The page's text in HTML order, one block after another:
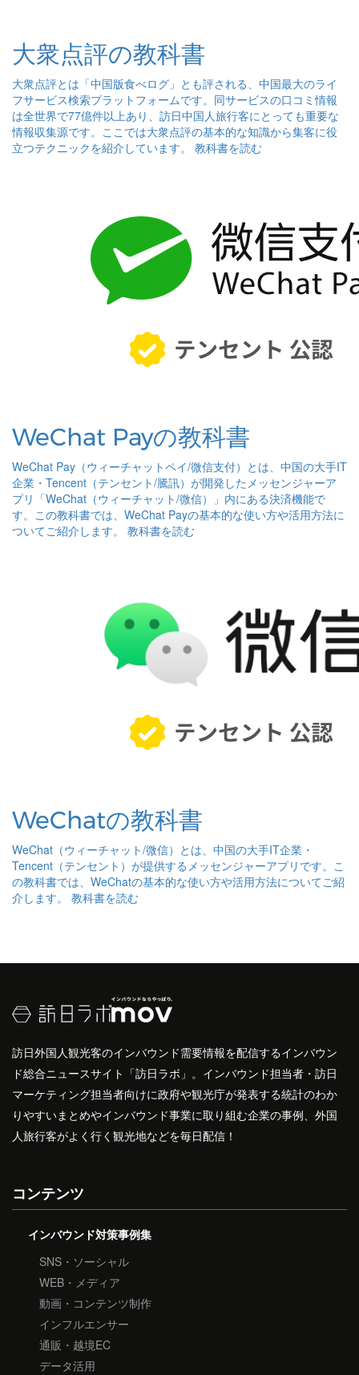
大衆点評の教科書
大衆点評とは「中国版食べログ」とも評される、中国最大のライ
フサービス検索プラットフォームです。同サービスの口コミ情報
は全世界で77億件以上あり、訪日中国人旅行客にとっても重要な
情報収集源です。ここでは大衆点評の基本的な知識から集客に役
立つテクニックを紹介しています。 教科書を読む
WeChat Payの教科書
WeChat Pay（ウィーチャットペイ/微信支付）とは、中国の大手IT
企業・Tencent（テンセント/騰訊）が開発したメッセンジャーア
プリ「WeChat（ウィーチャット/微信）」内にある決済機能で
す。この教科書では、WeChat Payの基本的な使い方や活用方法に
ついてご紹介します。 教科書を読む
WeChatの教科書
WeChat（ウィーチャット/微信）とは、中国の大手IT企業・
Tencent（テンセント）が提供するメッセンジャーアプリです。こ
の教科書では、WeChatの基本的な使い方や活用方法についてご紹
介します。 教科書を読む
訪日外国人観光客のインバウンド需要情報を配信するインバウン
ド総合ニュースサイト「訪日ラボ」。インバウンド担当者・訪日
マーケティング担当者向けに政府や観光庁が発表する統計のわか
りやすいまとめやインバウンド事業に取り組む企業の事例、外国
人旅行客がよく行く観光地などを毎日配信！
コンテンツ
インバウンド対策事例集
SNS・ソーシャル
WEB・メディア
動画・コンテンツ制作
インフルエンサー
通販・越境EC
データ活用